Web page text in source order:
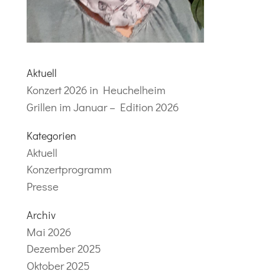
Aktuell
Konzert 2026 in Heuchelheim
Grillen im Januar – Edition 2026
Kategorien
Aktuell
Konzertprogramm
Presse
Archiv
Mai 2026
Dezember 2025
Oktober 2025